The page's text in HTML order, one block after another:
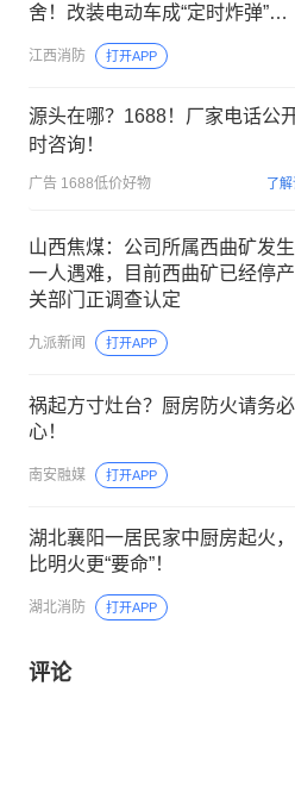
舍！改装电动车成“定时炸弹”…
江西消防 打开APP
源头在哪？1688！厂家电话公
时咨询！
广告 1688低价好物 了
山西焦煤：公司所属西曲矿发
一人遇难，目前西曲矿已经停
关部门正调查认定
九派新闻 打开APP
祸起方寸灶台？厨房防火请务
心！
南安融媒 打开APP
湖北襄阳一居民家中厨房起火
比明火更“要命”！
湖北消防 打开APP
评论